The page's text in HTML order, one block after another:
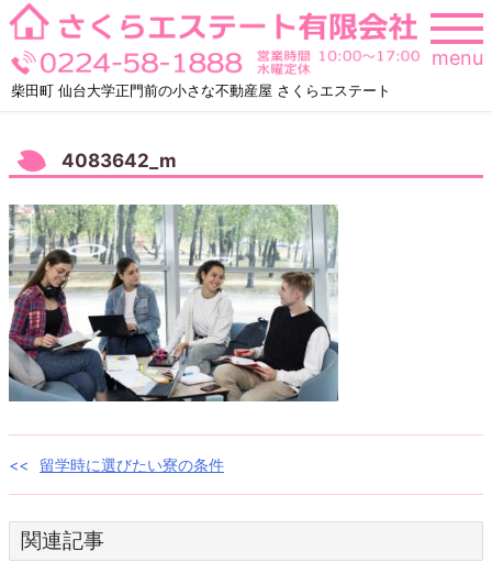
Skip
to
content
柴田町 仙台大学正門前の小さな不動産屋 さくらエステート
menu
4083642_m
投
ナ
留学時に選びたい寮の条件
関連記事